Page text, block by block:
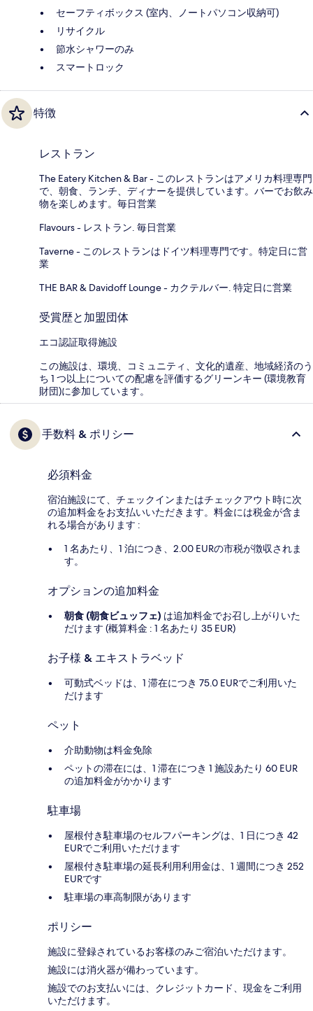
セーフティボックス (室内、ノートパソコン収納可)
リサイクル
節水シャワーのみ
スマートロック
特徴
レストラン
The Eatery Kitchen & Bar - このレストランはアメリカ料理専門
で、朝食、ランチ、ディナーを提供しています。バーでお飲み
物を楽しめます。毎日営業
Flavours - レストラン. 毎日営業
Taverne - このレストランはドイツ料理専門です。特定日に営
業
THE BAR & Davidoff Lounge - カクテルバー. 特定日に営業
受賞歴と加盟団体
エコ認証取得施設
この施設は、環境、コミュニティ、文化的遺産、地域経済のう
ち 1 つ以上についての配慮を評価するグリーンキー (環境教育
財団)に参加しています。
手数料 & ポリシー
必須料金
宿泊施設にて、チェックインまたはチェックアウト時に次
の追加料金をお支払いいただきます。料金には税金が含ま
れる場合があります :
1 名あたり、1 泊につき、2.00 EURの市税が徴収されま
す。
オプションの追加料金
朝食 (朝食ビュッフェ) は追加料金でお召し上がりいた
だけます (概算料金 : 1 名あたり 35 EUR)
お子様 & エキストラベッド
可動式ベッドは、1 滞在につき 75.0 EURでご利用いた
だけます
ペット
介助動物は料金免除
ペットの滞在には、1 滞在につき 1 施設あたり 60 EUR
の追加料金がかかります
駐車場
屋根付き駐車場のセルフパーキングは、1 日につき 42
EURでご利用いただけます
屋根付き駐車場の延長利用利用金は、1 週間につき 252
EURです
駐車場の車高制限があります
ポリシー
施設に登録されているお客様のみご宿泊いただけます。
施設には消火器が備わっています。
施設でのお支払いには、クレジットカード、現金をご利用
いただけます。